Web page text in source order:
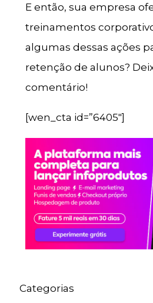
E então, sua empresa
treinamentos
algumas dessas ações
retenção de alunos?
comentário!
[wen_cta id=”6405″]
Categorias